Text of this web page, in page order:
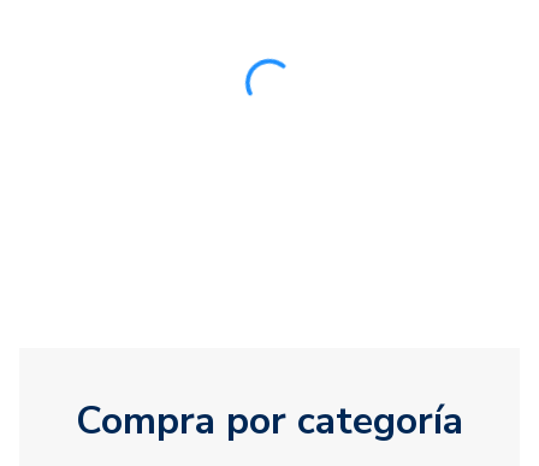
Compra por categoría